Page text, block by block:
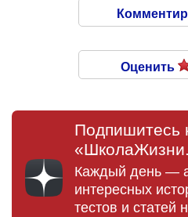
Оценить
Подпишитесь
Каждый день —
интересных
тестов и статей